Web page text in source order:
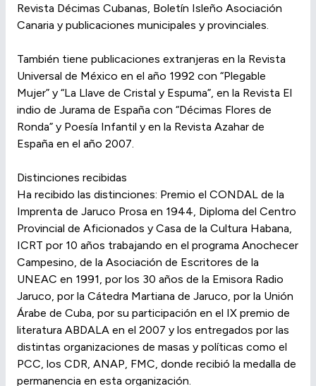
Revista Décimas Cubanas, Boletín Isleño Asociación
Canaria y publicaciones municipales y provinciales.
También tiene publicaciones extranjeras en la Revista
Universal de México en el año 1992 con “Plegable
Mujer” y “La Llave de Cristal y Espuma”, en la Revista El
indio de Jurama de España con “Décimas Flores de
Ronda” y Poesía Infantil y en la Revista Azahar de
España en el año 2007.
Distinciones recibidas
Ha recibido las distinciones: Premio el CONDAL de la
Imprenta de Jaruco Prosa en 1944, Diploma del Centro
Provincial de Aficionados y Casa de la Cultura Habana,
ICRT por 10 años trabajando en el programa Anochecer
Campesino, de la Asociación de Escritores de la
UNEAC en 1991, por los 30 años de la Emisora Radio
Jaruco, por la Cátedra Martiana de Jaruco, por la Unión
Árabe de Cuba, por su participación en el IX premio de
literatura ABDALA en el 2007 y los entregados por las
distintas organizaciones de masas y políticas como el
PCC, los CDR, ANAP, FMC, donde recibió la medalla de
permanencia en esta organización.